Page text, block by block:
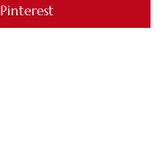
Pinterest